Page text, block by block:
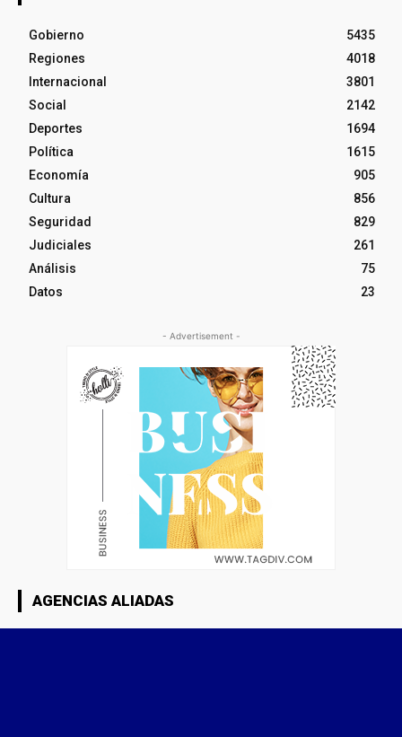
Gobierno
5435
Regiones
4018
Internacional
3801
Social
2142
Deportes
1694
Política
1615
Economía
905
Cultura
856
Seguridad
829
Judiciales
261
Análisis
75
Datos
23
- Advertisement -
AGENCIAS ALIADAS